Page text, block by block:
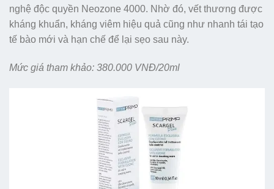
nghệ độc quyền Neozone 4000. Nhờ đó, vết thương được
kháng khuẩn, kháng viêm hiệu quả cũng như nhanh tái tạo
tế bào mới và hạn chế để lại sẹo sau này.
Mức giá tham khảo: 380.000 VNĐ/20ml